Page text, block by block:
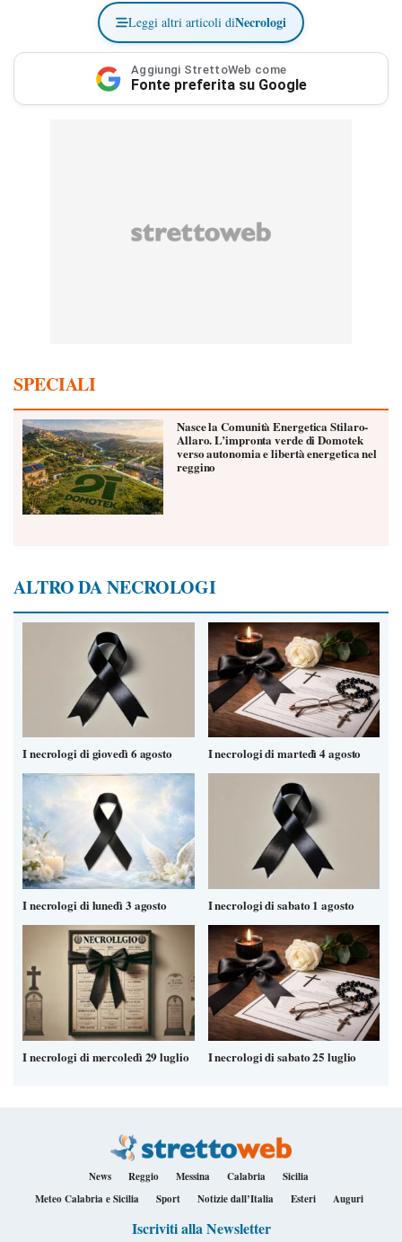
Leggi altri articoli diNecrologi
Aggiungi StrettoWeb come
Fonte preferita su Google
SPECIALI
Nasce la Comunità Energetica Stilaro-
Allaro. L’impronta verde di Domotek
verso autonomia e libertà energetica nel
reggino
ALTRO DA NECROLOGI
I necrologi di giovedì 6 agosto I necrologi di martedì 4 agosto
I necrologi di lunedì 3 agosto I necrologi di sabato 1 agosto
I necrologi di mercoledì 29 luglio I necrologi di sabato 25 luglio
News Reggio Messina Calabria
Sicilia
Meteo Calabria e Sicilia
Sport Notizie dall’Italia Esteri Auguri
Iscriviti alla Newsletter